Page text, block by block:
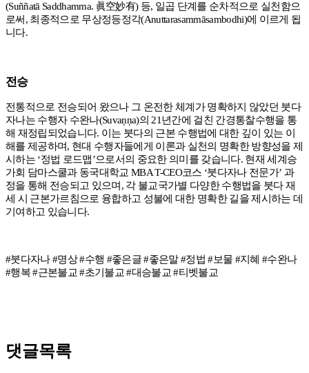
(Suññatā Saddhamma. 眞空妙有) 등, 일곱 단계를 순차적으로 실천함으
로써 , 최종적으로 무상정등정각(Anuttarasammāsambodhi)에 이르게 됩
니다.
전승
전통적으로 전승되어 왔으나 그 온전한 체계가 명확하지 않았던 붓다
자나는 수행자 수완나(Suvaṇṇa)의 21년간에 걸친 간경통찰수행을 통
해 재정립되었습니다. 이는 붓다의 근본 수행법에 대한 깊이 있는 이
해를 제공하며, 현대 수행자들에게 이론과 실천의 명확한 방향성을 제
시하는 ‘정법 로드맵’으로서의 중요한 의미를 갖습니다. 현재 세계승
가회 담마스쿨과 동국대학교 MBA T-CEO코스 ‘붓다자나 전문가’ 과
정을 통해 전승되고 있으며 , 각 불교국가별 다양한 수행법을 붓다 재
세 시 근본가르침으로 융합하고 성불에 대한 명확한 길을 제시하는 데
기여하고 있습니다.
#붓다자나 #명상 #수행 #좋은글 #좋은말 #정법 #보물 #지혜 #수완나
#행복 #근본불교 #초기불교 #대승불교 #티벳불교
댓글목록